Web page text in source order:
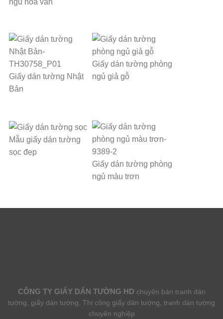
Giấy dán tường Nhật
Bản
Giấy dán tường phòng
ngủ giả gỗ
Mẫu giấy dán tường
sọc đẹp
Giấy dán tường phòng
ngủ màu trơn
CÔNG TY GIẤY DÁN TƯỜNG HD chuyên bán tranh dán
tường, giấy dán tường. Thi công giấy dán tường, tranh dán tường
chuyên nghiệp